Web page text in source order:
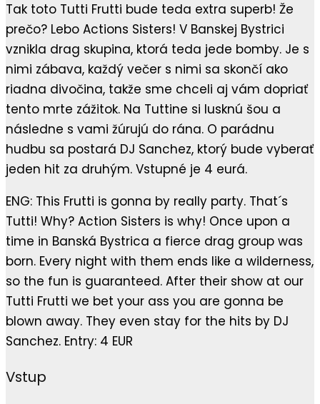
Tak toto Tutti Frutti bude teda extra superb! Že
prečo? Lebo Actions Sisters! V Banskej Bystrici
vznikla drag skupina, ktorá teda jede bomby. Je s
nimi zábava, každý večer s nimi sa skončí ako
riadna divočina, takže sme chceli aj vám dopriať
tento mrte zážitok. Na Tuttine si lusknú šou a
následne s vami žúrujú do rána. O parádnu
hudbu sa postará DJ Sanchez, ktorý bude vyberať
jeden hit za druhým. Vstupné je 4 eurá.
ENG: This Frutti is gonna by really party. That´s
Tutti! Why? Action Sisters is why! Once upon a
time in Banská Bystrica a fierce drag group was
born. Every night with them ends like a wilderness,
so the fun is guaranteed. After their show at our
Tutti Frutti we bet your ass you are gonna be
blown away. They even stay for the hits by DJ
Sanchez. Entry: 4 EUR
Vstup